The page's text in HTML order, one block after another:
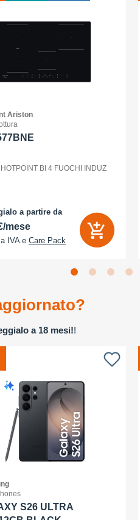
Ariston
HOTPOINT BI 4 FUOCHI INDUZ
a partire da
mese
IVA e Care Pack
a 18 mesi!!
S26 ULTRA